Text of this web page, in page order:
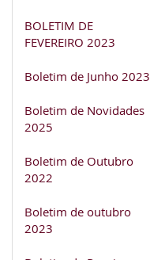
BOLETIM DE
FEVEREIRO 2023
Boletim de Junho 2023
Boletim de Novidades
2025
Boletim de Outubro
2022
Boletim de outubro
2023